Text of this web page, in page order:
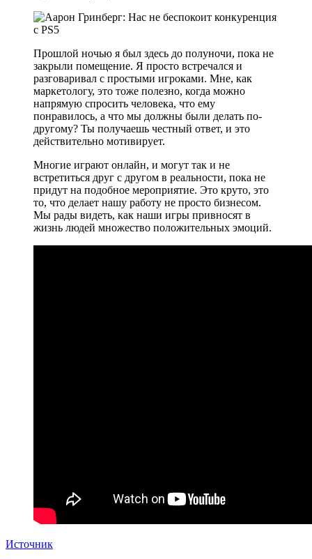
Прошлой ночью я был здесь до полуночи, пока не
закрыли помещение. Я просто встречался и
разговаривал с простыми игроками. Мне, как
маркетологу, это тоже полезно, когда можно
напрямую спросить человека, что ему
понравилось, а что мы должны были делать по-
другому? Ты получаешь честный ответ, и это
действительно мотивирует.
Многие играют онлайн, и могут так и не
встретиться друг с другом в реальности, пока не
придут на подобное мероприятие. Это круто, это
то, что делает нашу работу не просто бизнесом.
Мы рады видеть, как наши игры привносят в
жизнь людей множество положительных эмоций.
Источник